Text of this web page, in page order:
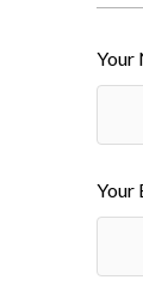
Your
Your